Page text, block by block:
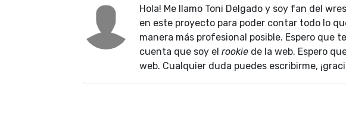
Hola! Me llamo Toni Delgado y soy fan del
en este proyecto para poder contar todo lo
manera más profesional posible. Espero que
cuenta que soy el rookie de la web. Espero
web. Cualquier duda puedes escribirme,